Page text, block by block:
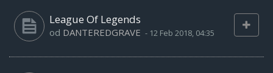
League Of Legends
od DANTEREDGRAVE - 12 Feb 2018, 04:35